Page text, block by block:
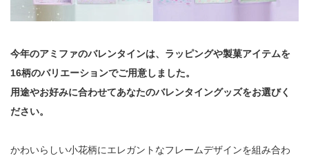
今年のアミファのバレンタインは、ラッピングや製菓アイテムを
16柄のバリエーションでご用意しました。
用途やお好みに合わせてあなたのバレンタイングッズをお選びく
ださい。
かわいらしい小花柄にエレガントなフレームデザインを組み合わ